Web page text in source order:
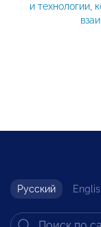
и технологии,
Русский